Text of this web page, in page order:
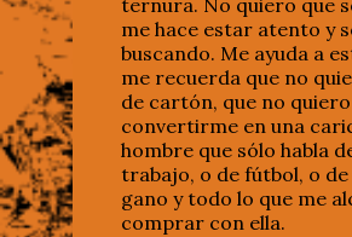
ternura. No quiero que
me hace estar atento y
buscando. Me ayuda a
me recuerda que no
de cartón, que no
convertirme en una
hombre que sólo habla
trabajo, o de fútbol, o
gano y todo lo que me
comprar con ella.